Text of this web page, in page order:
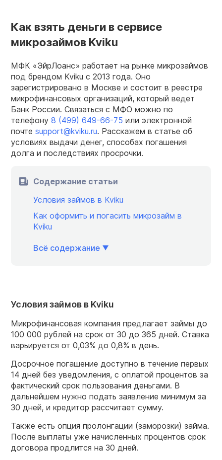
Как взять деньги в сервисе
микрозаймов Kviku
МФК «ЭйрЛоанс» работает на рынке микрозаймов
под брендом Kviku с 2013 года. Оно
зарегистрировано в Москве и состоит в реестре
микрофинансовых организаций, который ведет
Банк России. Связаться с МФО можно по
телефону 8 (499) 649-66-75 или электронной
почте support@kviku.ru. Расскажем в статье об
условиях выдачи денег, способах погашения
долга и последствиях просрочки.
Содержание статьи
Условия займов в Kviku
Как оформить и погасить микрозайм в
Kviku
Всё содержание
Условия займов в Kviku
Микрофинансовая компания предлагает займы до
100 000 рублей на срок от 30 до 365 дней. Ставка
варьируется от 0,03% до 0,8% в день.
Досрочное погашение доступно в течение первых
14 дней без уведомления, с оплатой процентов за
фактический срок пользования деньгами. В
дальнейшем нужно подать заявление минимум за
30 дней, и кредитор рассчитает сумму.
Также есть опция пролонгации (заморозки) займа.
После выплаты уже начисленных процентов срок
договора продлится на 30 дней.